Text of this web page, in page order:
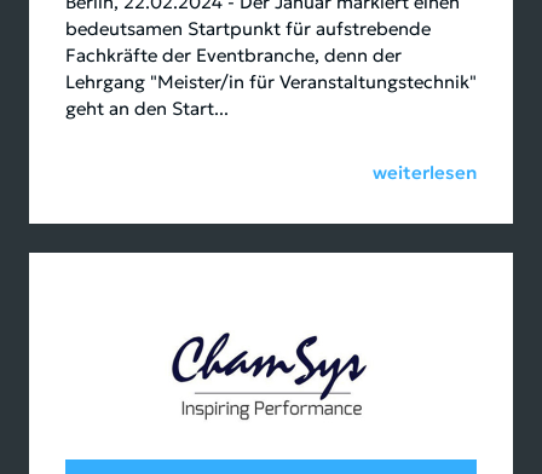
bedeutsamen Startpunkt für aufstrebende
Fachkräfte der Eventbranche, denn der
Lehrgang "Meister/in für Veranstaltungstechnik"
geht an den Start...
weiterlesen